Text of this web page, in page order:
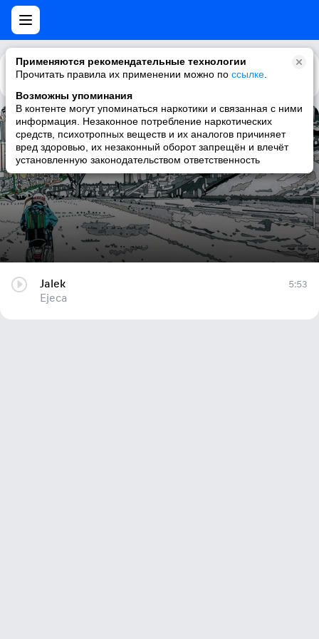
Применяются рекомендательные технологии
Прочитать правила их применении можно по ссылке
Возможны упоминания
В контенте могут упоминаться наркотики и связанная с ними
информация. Незаконное потребление наркотических
средств, психотропных веществ и их аналогов причиняет
вред здоровью, их незаконный оборот запрещён и влечёт
установленную законодательством ответственность
Каталог Рекомендации
Jalek
Ejeca
Jalek
Ejeca
5:53